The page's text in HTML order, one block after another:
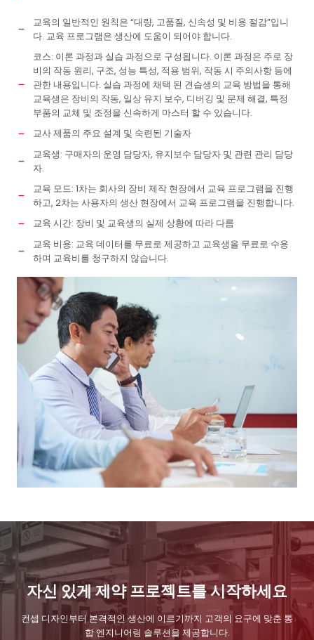
교육의 일반적인 원칙은 “대량, 고품질, 신속성 및 비용 절감”입니
다. 교육 프로그램은 생산에 도움이 되어야 합니다.
코스: 이론 과정과 실습 과정으로 구성됩니다. 이론 과정은 주로 장
비의 작동 원리, 구조, 성능 특성, 적용 범위, 작동 시 주의사항 등에
관한 내용입니다. 실습 과정에 채택 된 견습생의 교육 방법을 통해
교육생은 장비의 작동, 일상 유지 보수, 디버깅 및 문제 해결, 특정
부품의 교체 및 조정을 신속하게 마스터 할 수 있습니다.
교사 제품의 주요 설계 및 숙련된 기술자
교육생: 구매자의 운영 담당자, 유지보수 담당자 및 관련 관리 담당
자.
교육 모드: 1차는 회사의 장비 제작 현장에서 교육 프로그램을 진행
하고, 2차는 사용자의 생산 현장에서 교육 프로그램을 진행합니다.
교육 시간: 장비 및 교육생의 실제 상황에 따라 다름
교육 비용: 교육 데이터를 무료로 제공하고 교육생을 무료로 수용
하며 교육비를 청구하지 않습니다.
자신 있게 제약 프로젝트를 시작하세요
컨셉 디자인부터 본격적인 생산에 이르기까지 고객의 요구에 맞춘 통
합 엔지니어링 솔루션을 제공합니다.